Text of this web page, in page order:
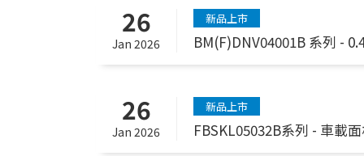
26
Jan 2026
新品上市
BM(F)DNV04001B 系列 -
26
Jan 2026
新品上市
FBSKL05032B系列 - 車載